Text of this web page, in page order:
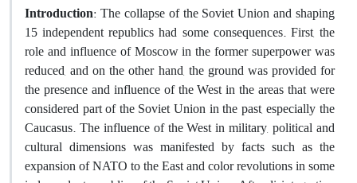
Introduction: The collapse of the Soviet Union and shaping
15 independent republics had some consequences. First, the
role and influence of Moscow in the former superpower was
reduced, and on the other hand, the ground was provided for
the presence and influence of the West in the areas that were
considered part of the Soviet Union in the past, especially the
Caucasus. The influence of the West in military, political and
cultural dimensions was manifested by facts such as the
expansion of NATO to the East and color revolutions in some